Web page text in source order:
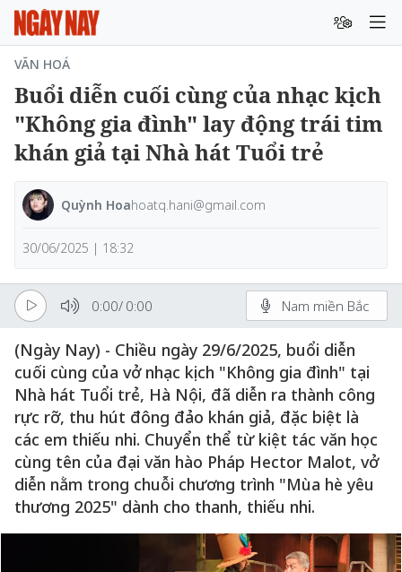
VĂN HOÁ
Buổi diễn cuối cùng của nhạc kịch
"Không gia đình" lay động trái tim
khán giả tại Nhà hát Tuổi trẻ
Quỳnh Hoahoatq.hani@gmail.com
30/06/2025 | 18:32
0:00/ 0:00 Nam miền Bắc
(Ngày Nay) - Chiều ngày 29/6/2025, buổi diễn
cuối cùng của vở nhạc kịch "Không gia đình" tại
Nhà hát Tuổi trẻ, Hà Nội, đã diễn ra thành công
rực rỡ, thu hút đông đảo khán giả, đặc biệt là
các em thiếu nhi. Chuyển thể từ kiệt tác văn học
cùng tên của đại văn hào Pháp Hector Malot, vở
diễn nằm trong chuỗi chương trình "Mùa hè yêu
thương 2025" dành cho thanh, thiếu nhi.